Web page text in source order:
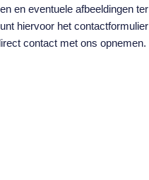
en eventuele afbeeldingen ter
hiervoor het contactformulier
contact met ons opnemen.